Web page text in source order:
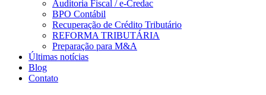
Auditoria Fiscal / e-Credac
BPO Contábil
Recuperação de Crédito Tributário
REFORMA TRIBUTÁRIA
Preparação para M&A
Últimas notícias
Blog
Contato